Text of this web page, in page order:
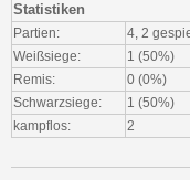
Statistiken
Partien:
4, 2
Weißsiege:
1 (50%)
Remis:
0 (0%)
Schwarzsiege:
1 (50%)
kampflos:
2